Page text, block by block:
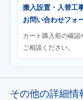
搬入設置・入替工
お問い合わせフォ
カート購入前の確
ご相談ください。
その他の詳細情